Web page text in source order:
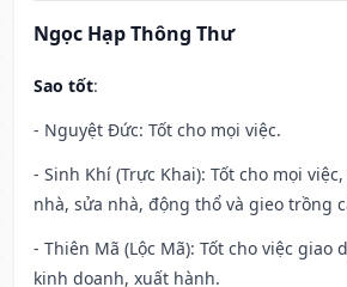
Ngọc Hạp Thông Thư
Sao tốt:
- Nguyệt Đức: Tốt cho mọi việc.
- Sinh Khí (Trực Khai): Tốt cho mọi
nhà, sửa nhà, động thổ và gieo trồng
- Thiên Mã (Lộc Mã): Tốt cho việc giao
kinh doanh, xuất hành.